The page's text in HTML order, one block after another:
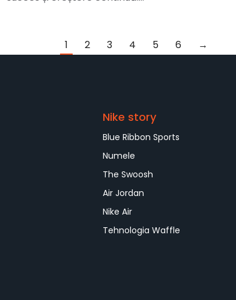
1 2 3 4 5 6 →
Nike story
Blue Ribbon Sports
Numele
The Swoosh
Air Jordan
Nike Air
Tehnologia Waffle